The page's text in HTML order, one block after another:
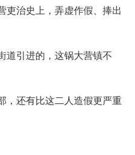
吏治史上，弄虚作假、捧出
道引进的，这锅大营镇不
，还有比这二人造假更严重